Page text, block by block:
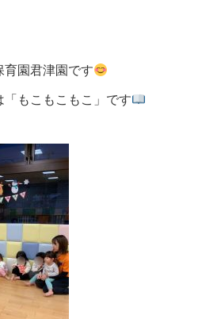
育園君津園です
もこもこもこ」です